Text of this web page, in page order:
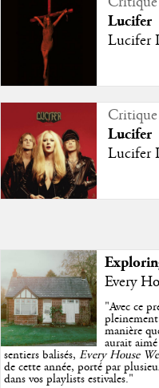
Lucifer
Lucifer
Lucifer
Lucifer
Every
"Avec ce
manière
aurait
sentiers balisés, Every House
de cette année, porté par
dans vos playlists estivales."